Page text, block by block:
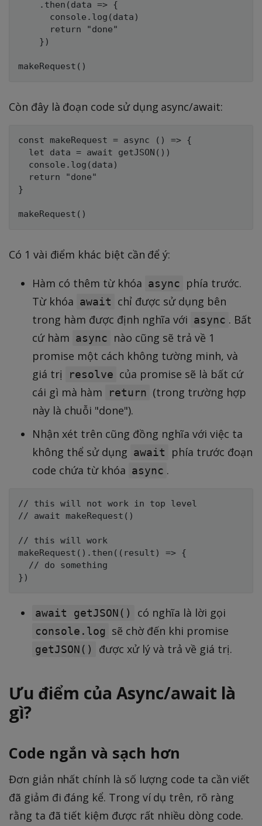
    .then(data => {
      console.log(data)
      return "done"
    })
Còn đây là đoạn code sử dụng async/await:
const makeRequest = async () => {
  let data = await getJSON())
  console.log(data)
  return "done"
}
Có 1 vài điểm khác biệt cần để ý:
Hàm có thêm từ khóa async
phía trước.
Từ khóa await
chỉ được sử dụng bên
trong hàm được định nghĩa với async . Bất
cứ hàm async
nào cũng sẽ trả về 1
promise một cách không tường minh, và
giá trị
resolve của promise sẽ là bất cứ
cái gì mà hàm
return (trong trường hợp
này là chuỗi "done").
Nhận xét trên cũng đồng nghĩa với việc ta
không thể sử dụng await
phía trước đoạn
code chứa từ khóa async .
// this will not work in top level
// await makeRequest()
// this will work
makeRequest().then((result) => {
  // do something
await getJSON() có nghĩa là lời gọi
console.log sẽ chờ đến khi promise
getJSON() được xử lý và trả về giá trị.
Ưu điểm của Async/await là
gì?
Code ngắn và sạch hơn
Đơn giản nhất chính là số lượng code ta cần viết
đã giảm đi đáng kể. Trong ví dụ trên, rõ ràng
rằng ta đã tiết kiệm được rất nhiều dòng code.